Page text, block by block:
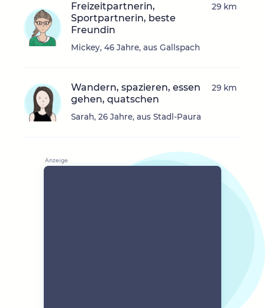
Freizeitpartnerin,
Sportpartnerin, beste
Freundin
Mickey, 46 Jahre, aus Gallspach
29 km
Wandern, spazieren, essen
gehen, quatschen
Sarah, 26 Jahre, aus Stadl-Paura
29 km